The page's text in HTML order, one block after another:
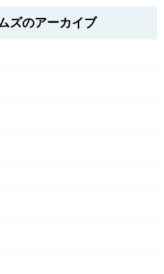
ズのアーカイブ